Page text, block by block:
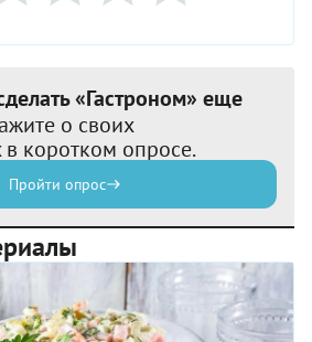
«Гастроном» еще
о своих
коротком опросе.
Пройти опрос